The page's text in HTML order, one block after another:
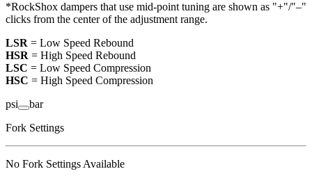
*RockShox dampers that use mid-point tuning are shown as "+"/"–"
clicks from the center of the adjustment range.
LSR = Low Speed Rebound
HSR = High Speed Rebound
LSC = Low Speed Compression
HSC = High Speed Compression
psi
bar
Fork Settings
No Fork Settings Available